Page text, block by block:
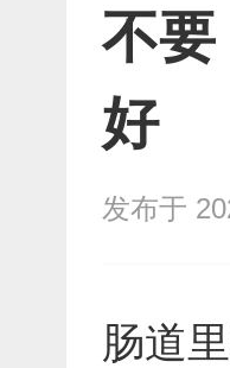
不要
好
发布于
肠道